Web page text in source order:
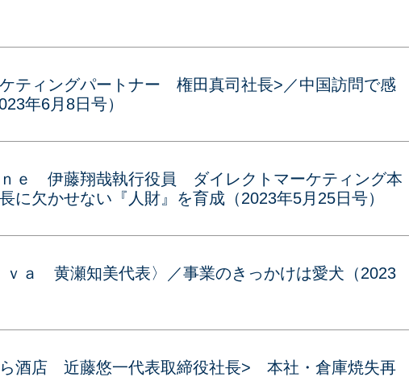
ティングパートナー 権田真司社長>／中国訪問で感
年6月8日号）
ｅ 伊藤翔哉執行役員 ダイレクトマーケティング本
に欠かせない『人財』を育成（2023年5月25日号）
ｖａ 黄瀬知美代表〉／事業のきっかけは愛犬（2023
酒店 近藤悠一代表取締役社長> 本社・倉庫焼失再